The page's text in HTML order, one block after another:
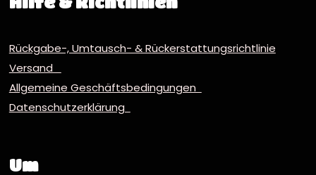
Rückgabe-, Umtausch- & Rückerstattungsrichtlinie
Versand
Allgemeine Geschäftsbedingungen
Datenschutzerklärung
Um